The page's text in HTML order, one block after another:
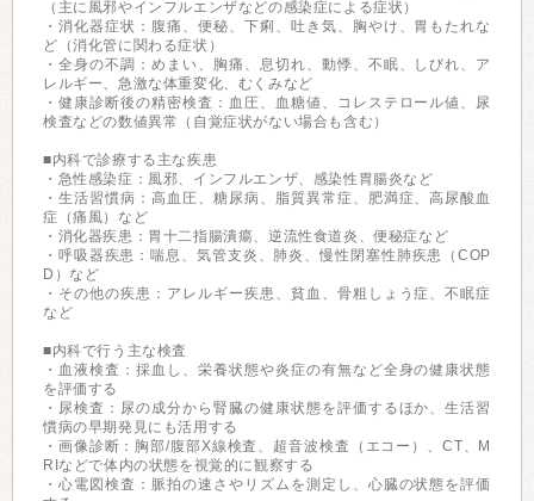
（主に風邪やインフルエンザなどの感染症による症状）
・消化器症状：腹痛、便秘、下痢、吐き気、胸やけ、胃もたれな
ど（消化管に関わる症状）
・全身の不調：めまい、胸痛、息切れ、動悸、不眠、しびれ、ア
レルギー、急激な体重変化、むくみなど
・健康診断後の精密検査：血圧、血糖値、コレステロール値、尿
検査などの数値異常（自覚症状がない場合も含む）
■内科で診療する主な疾患
・急性感染症：風邪、インフルエンザ、感染性胃腸炎など
・生活習慣病：高血圧、糖尿病、脂質異常症、肥満症、高尿酸血
症（痛風）など
・消化器疾患：胃十二指腸潰瘍、逆流性食道炎、便秘症など
・呼吸器疾患：喘息、気管支炎、肺炎、慢性閉塞性肺疾患（COP
D）など
・その他の疾患：アレルギー疾患、貧血、骨粗しょう症、不眠症
など
■内科で行う主な検査
・血液検査：採血し、栄養状態や炎症の有無など全身の健康状態
を評価する
・尿検査：尿の成分から腎臓の健康状態を評価するほか、生活習
慣病の早期発見にも活用する
・画像診断：胸部/腹部X線検査、超音波検査（エコー）、CT、M
RIなどで体内の状態を視覚的に観察する
・心電図検査：脈拍の速さやリズムを測定し、心臓の状態を評価